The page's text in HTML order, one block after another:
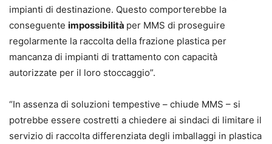
impianti di destinazione. Questo comporterebbe la
conseguente impossibilità per MMS di proseguire
regolarmente la raccolta della frazione plastica per
mancanza di impianti di trattamento con capacità
autorizzate per il loro stoccaggio”.
“In assenza di soluzioni tempestive – chiude MMS – si
potrebbe essere costretti a chiedere ai sindaci di limitare il
servizio di raccolta differenziata degli imballaggi in plastica